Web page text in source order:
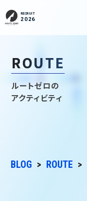
RECRUIT
2026
ROUTE
ルートゼロの
アクティビティ
BLOG ROUTE